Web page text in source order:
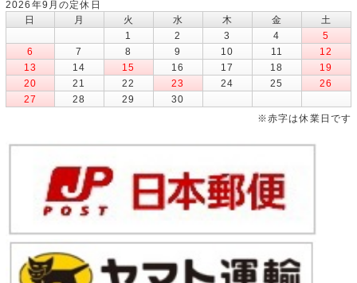
2026年9月の定休日
日
月 火 水 木 金
土
1
2 3 4
5
6
7 8 9 10 11
12
13
14 15 16 17 18
19
20
21 22 23 24 25
26
27
28 29
30
※赤字は休業日です